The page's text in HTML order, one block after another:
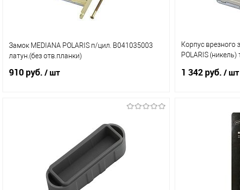
Замок MEDIANA POLARIS п/цил. В041035003
латун.(без отв.планки)
910 руб. / шт
Сравнение
В наличии (7)
Корпус врезного
POLARIS (никель)
1 342 руб. / шт